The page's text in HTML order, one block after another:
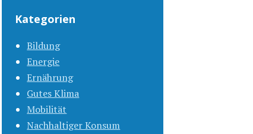
Kategorien
Bildung
Energie
Ernährung
Gutes Klima
Mobilität
Nachhaltiger Konsum